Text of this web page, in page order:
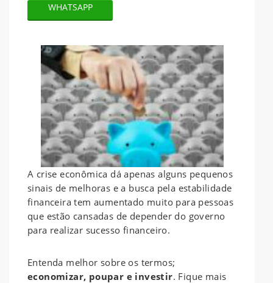
WHATSAPP
A crise econômica dá apenas alguns pequenos
sinais de melhoras e a busca pela estabilidade
financeira tem aumentado muito para pessoas
que estão cansadas de depender do governo
para realizar sucesso financeiro.
Entenda melhor sobre os termos;
economizar, poupar e investir. Fique mais